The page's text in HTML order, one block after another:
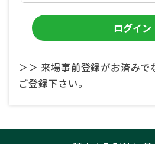
＞＞ 来場事前登録がお済みで
ご登録下さい。